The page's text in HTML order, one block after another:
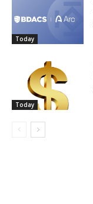
Today
Today